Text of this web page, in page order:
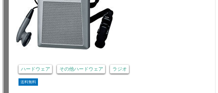
ハードウェア その他ハードウェア ラジオ
送料無料